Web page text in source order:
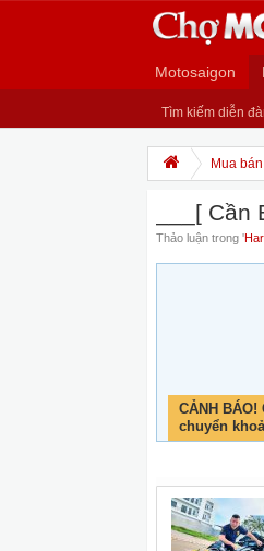
Motosaigon
Tìm kiếm diễn
Mua
___[
Thảo luận trong '
CẢNH
chuyển